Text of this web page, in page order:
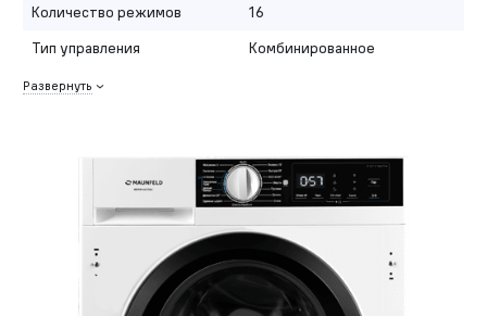
Количество режимов
16
Тип управления
Комбинированное
Развернуть